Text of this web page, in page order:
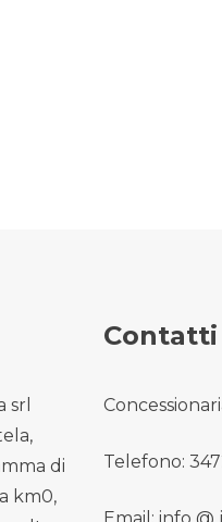
srl
di
km0,
Contatti
Telefono: